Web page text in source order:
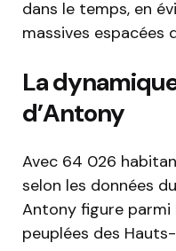
dans le temps, en
massives espacées
La
d’Antony
Avec 64 026
selon les données
Antony figure parmi
peuplées des